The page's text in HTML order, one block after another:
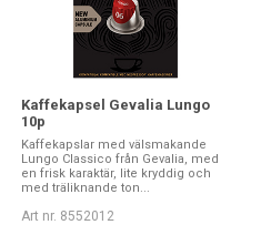
Kaffekapsel Gevalia Lungo
10p
Kaffekapslar med välsmakande
Lungo Classico från Gevalia, med
en frisk karaktär, lite kryddig och
med träliknande ton...
Art nr. 8552012